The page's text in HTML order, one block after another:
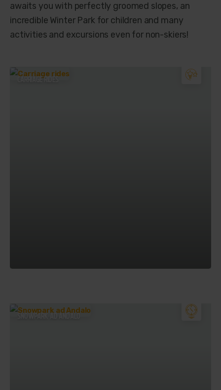
awaits you with perfectly groomed slopes, an
incredible Winter Park for children and many
activities and excursions even for non-skiers!
CARRIAGE RIDES
SNOWPARK AD ANDALO